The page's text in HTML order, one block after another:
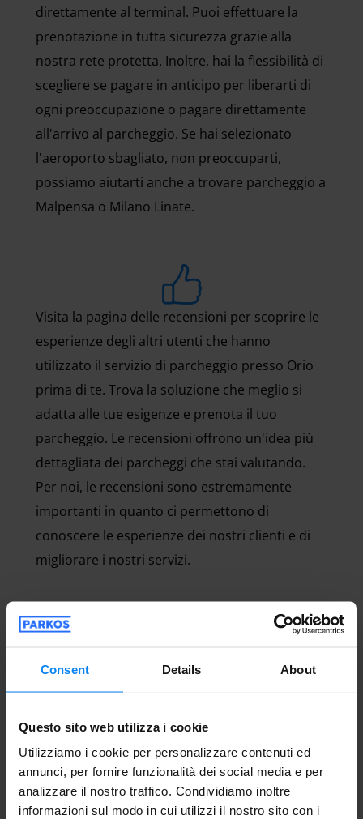
Consent Details About
Questo sito web utilizza i cookie
Utilizziamo i cookie per personalizzare contenuti ed
annunci, per fornire funzionalità dei social media e per
analizzare il nostro traffico. Condividiamo inoltre
informazioni sul modo in cui utilizzi il nostro sito con i
direttamente al terminal. Puoi effettuare la
prenotazione in tutta sicurezza grazie alla
nostra rete protetta. Inoltre, hai la flessibilità di
scegliere se pagare in anticipo per liberarti di
ogni preoccupazione o pagare direttamente
all'arrivo al parcheggio. Se hai selezionato
l'aeroporto sbagliato, non preoccuparti,
possiamo aiutarti anche a trovare parcheggio a
Malpensa o Milano Linate.
Visita la pagina delle recensioni per scoprire le
esperienze degli altri utenti che hanno
utilizzato il servizio di parcheggio presso Orio
prima di te. Trova la soluzione che meglio si
adatta alle tue esigenze e prenota il tuo
parcheggio. Le recensioni offrono un'idea più
dettagliata dei parcheggi che stai valutando.
Per noi, le recensioni sono estremamente
importanti in quanto ci permettono di
conoscere le esperienze dei nostri clienti e di
migliorare i nostri servizi.
Come funziona il parcheggio
L'aeroporto di Bergamo - Orio al Serio offre due
opzioni di parcheggio per rispondere a diverse
esigenze: il parcheggio con servizio navetta,
economico e pratico, e il parcheggio valet, che
garantisce un'esperienza premium. La navetta